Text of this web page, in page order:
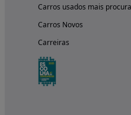
Carros usados mais
Carros Novos
Carreiras